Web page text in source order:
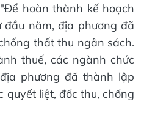
hoàn thành kế hoạch
năm, địa phương đã
thất thu ngân sách.
thuế, các ngành chức
phương đã thành lập
quyết liệt, đốc thu, chống